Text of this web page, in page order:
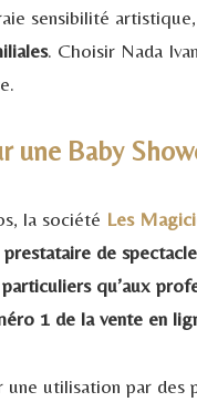
sensibilité
. Choisir Nada
une Baby
la société Les
prestataire de
qu’aux
1 de la vente en
utilisation par des